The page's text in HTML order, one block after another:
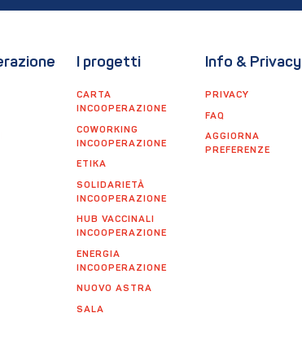
I progetti
CARTA
INCOOPERAZIONE
COWORKING
INCOOPERAZIONE
ETIKA
SOLIDARIETÀ
INCOOPERAZIONE
HUB VACCINALI
INCOOPERAZIONE
ENERGIA
INCOOPERAZIONE
NUOVO ASTRA
SALA
Info & Privacy
PRIVACY
FAQ
AGGIORNA
PREFERENZE